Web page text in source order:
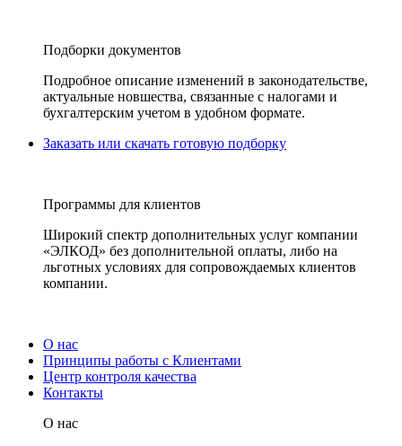
Подборки документов
Подробное описание изменений в законодательстве,
актуальные новшества, связанные с налогами и
бухгалтерским учетом в удобном формате.
Заказать или скачать готовую подборку
Программы для клиентов
Широкий спектр дополнительных услуг компании
«ЭЛКОД» без дополнительной оплаты, либо на
льготных условиях для сопровождаемых клиентов
компании.
О нас
Принципы работы с Клиентами
Центр контроля качества
Контакты
О нас